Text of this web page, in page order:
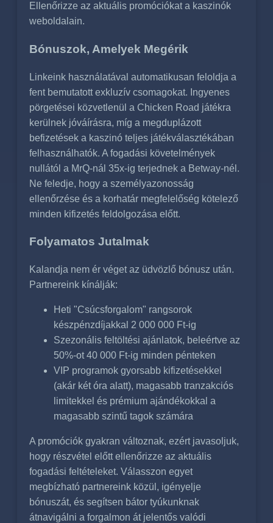
Ellenőrizze az aktuális promóciókat a kaszinók
weboldalain.
Bónuszok, Amelyek Megérik
Linkeink használatával automatikusan feloldja a
fent bemutatott exkluzív csomagokat. Ingyenes
pörgetései közvetlenül a Chicken Road játékra
kerülnek jóváírásra, míg a megduplázott
befizetések a kaszinó teljes játékválasztékában
felhasználhatók. A fogadási követelmények
nullától a MrQ-nál 35x-ig terjednek a Betway-nél.
Ne feledje, hogy a személyazonosság
ellenőrzése és a korhatár megfelelőség kötelező
minden kifizetés feldolgozása előtt.
Folyamatos Jutalmak
Kalandja nem ér véget az üdvözlő bónusz után.
Partnereink kínálják:
Heti "Csúcsforgalom" rangsorok
készpénzdíjakkal 2 000 000 Ft-ig
Szezonális feltöltési ajánlatok, beleértve az
50%-ot 40 000 Ft-ig minden pénteken
VIP programok gyorsabb kifizetésekkel
(akár két óra alatt), magasabb tranzakciós
limitekkel és prémium ajándékokkal a
magasabb szintű tagok számára
A promóciók gyakran változnak, ezért javasoljuk,
hogy részvétel előtt ellenőrizze az aktuális
fogadási feltételeket. Válasszon egyet
megbízható partnereink közül, igényelje
bónuszát, és segítsen bátor tyúkunknak
átnavigálni a forgalmon át jelentős valódi